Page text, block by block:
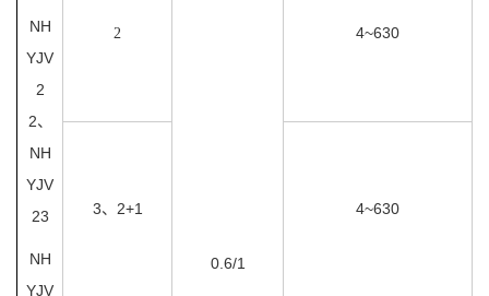
NH
YJV
2
2、
NH
YJV
23
NH
YJV
0.6/1
2 4~630
3、2+1 4~630